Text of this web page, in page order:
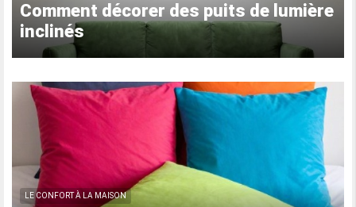
Comment décorer des puits de lumière
inclinés
LE CONFORT À LA MAISON